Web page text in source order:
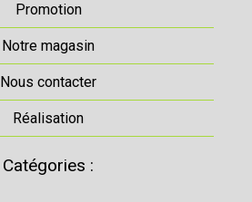
Promotion
Notre magasin
Nous contacter
Réalisation
Catégories :